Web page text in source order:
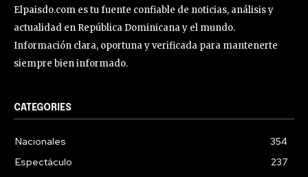
Elpaisdo.com es tu fuente confiable de noticias, análisis y
actualidad en República Dominicana y el mundo.
Información clara, oportuna y verificada para mantenerte
siempre bien informado.
CATEGORIES
Nacionales
354
Espectáculo
237